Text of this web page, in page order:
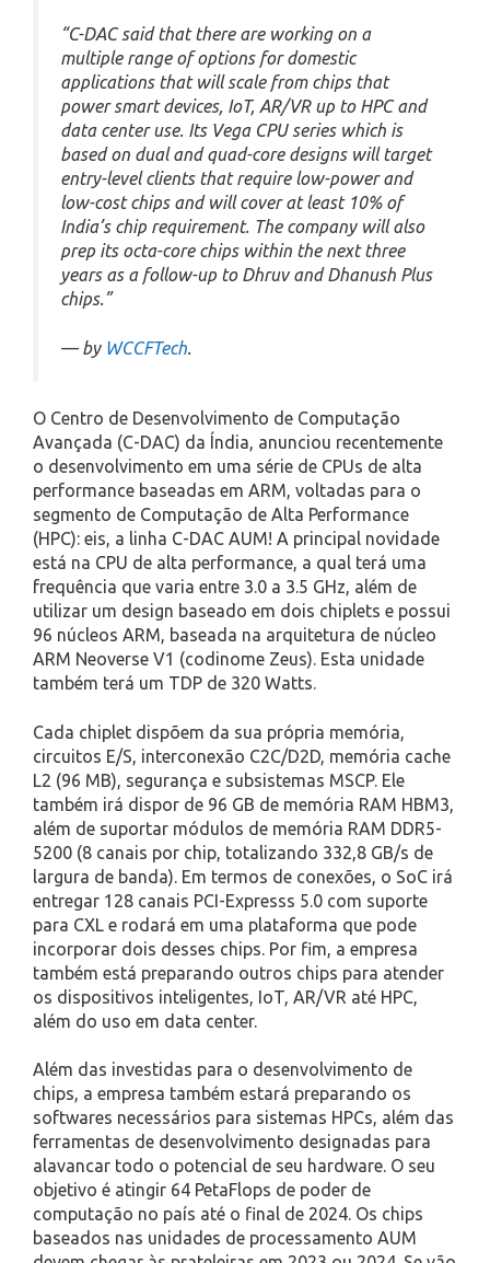
“C-DAC said that there are working on a
multiple range of options for domestic
applications that will scale from chips that
power smart devices, IoT, AR/VR up to HPC and
data center use. Its Vega CPU series which is
based on dual and quad-core designs will target
entry-level clients that require low-power and
low-cost chips and will cover at least 10% of
India’s chip requirement. The company will also
prep its octa-core chips within the next three
years as a follow-up to Dhruv and Dhanush Plus
chips.”
— by WCCFTech.
O Centro de Desenvolvimento de Computação
Avançada (C-DAC) da Índia, anunciou recentemente
o desenvolvimento em uma série de CPUs de alta
performance baseadas em ARM, voltadas para o
segmento de Computação de Alta Performance
(HPC): eis, a linha C-DAC AUM! A principal novidade
está na CPU de alta performance, a qual terá uma
frequência que varia entre 3.0 a 3.5 GHz, além de
utilizar um design baseado em dois chiplets e possui
96 núcleos ARM, baseada na arquitetura de núcleo
ARM Neoverse V1 (codinome Zeus). Esta unidade
também terá um TDP de 320 Watts.
Cada chiplet dispõem da sua própria memória,
circuitos E/S, interconexão C2C/D2D, memória cache
L2 (96 MB), segurança e subsistemas MSCP. Ele
também irá dispor de 96 GB de memória RAM HBM3,
além de suportar módulos de memória RAM DDR5-
5200 (8 canais por chip, totalizando 332,8 GB/s de
largura de banda). Em termos de conexões, o SoC irá
entregar 128 canais PCI-Expresss 5.0 com suporte
para CXL e rodará em uma plataforma que pode
incorporar dois desses chips. Por fim, a empresa
também está preparando outros chips para atender
os dispositivos inteligentes, IoT, AR/VR até HPC,
além do uso em data center.
Além das investidas para o desenvolvimento de
chips, a empresa também estará preparando os
softwares necessários para sistemas HPCs, além das
ferramentas de desenvolvimento designadas para
alavancar todo o potencial de seu hardware. O seu
objetivo é atingir 64 PetaFlops de poder de
computação no país até o final de 2024. Os chips
baseados nas unidades de processamento AUM